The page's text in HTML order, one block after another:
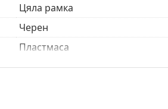
Цяла рамка
Черен
Пластмаса
M